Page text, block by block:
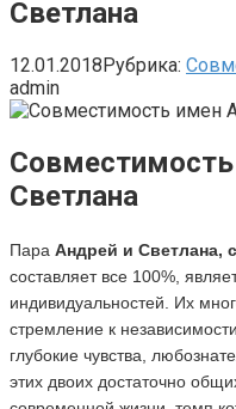
Светлана
12.01.2018Рубрика:
admin
Светлана
Пара Андрей и Светлана,
составляет все 100%,
индивидуальностей. Их
стремление к
глубокие чувства,
этих двоих достаточно